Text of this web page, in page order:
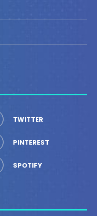
TWITTER
PINTEREST
SPOTIFY